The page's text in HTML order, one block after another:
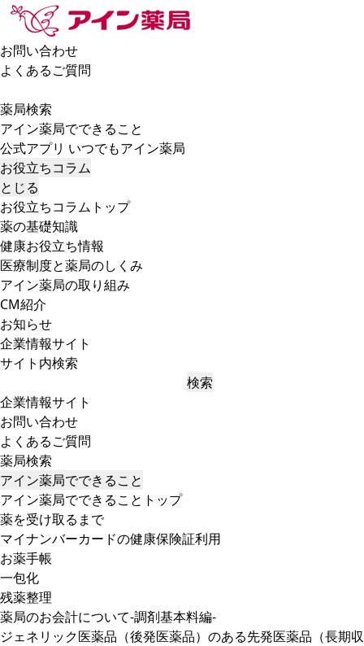
お問い合わせ
よくあるご質問
薬局検索
アイン薬局でできること
公式アプリ いつでもアイン薬局
お役立ちコラム
とじる
お役立ちコラムトップ
薬の基礎知識
健康お役立ち情報
医療制度と薬局のしくみ
アイン薬局の取り組み
CM紹介
お知らせ
企業情報サイト
サイト内検索
検索
企業情報サイト
お問い合わせ
よくあるご質問
薬局検索
アイン薬局でできること
アイン薬局でできることトップ
薬を受け取るまで
マイナンバーカードの健康保険証利用
お薬手帳
一包化
残薬整理
薬局のお会計について-調剤基本料編-
ジェネリック医薬品（後発医薬品）のある先発医薬品（長期収